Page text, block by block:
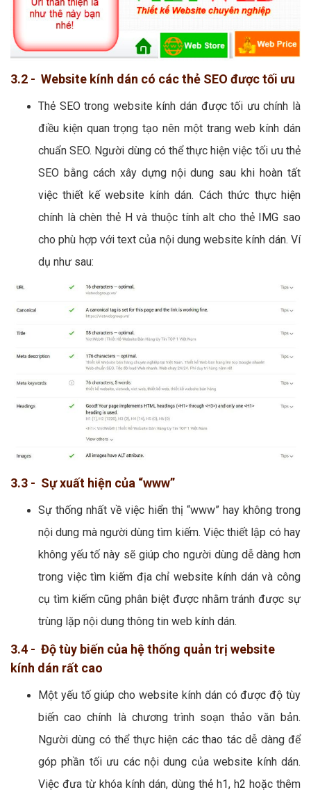
3.2 - Website kính dán có các thẻ SEO được tối ưu
Thẻ SEO trong website kính dán được tối ưu chính là
điều kiện quan trọng tạo nên một trang web kính dán
chuẩn SEO. Người dùng có thể thực hiện việc tối ưu thẻ
SEO bằng cách xây dựng nội dung sau khi hoàn tất
việc thiết kế website kính dán. Cách thức thực hiện
chính là chèn thẻ H và thuộc tính alt cho thẻ IMG sao
cho phù hợp với text của nội dung website kính dán. Ví
dụ như sau:
3.3 - Sự xuất hiện của “www”
Sự thống nhất về việc hiển thị “www” hay không trong
nội dung mà người dùng tìm kiếm. Việc thiết lập có hay
không yếu tố này sẽ giúp cho người dùng dễ dàng hơn
trong việc tìm kiếm địa chỉ website kính dán và công
cụ tìm kiếm cũng phân biệt được nhằm tránh được sự
trùng lặp nội dung thông tin web kính dán.
3.4 - Độ tùy biến của hệ thống quản trị website
kính dán rất cao
Một yếu tố giúp cho website kính dán có được độ tùy
biến cao chính là chương trình soạn thảo văn bản.
Người dùng có thể thực hiện các thao tác dễ dàng để
góp phần tối ưu các nội dung của website kính dán.
Việc đưa từ khóa kính dán, dùng thẻ h1, h2 hoặc thêm